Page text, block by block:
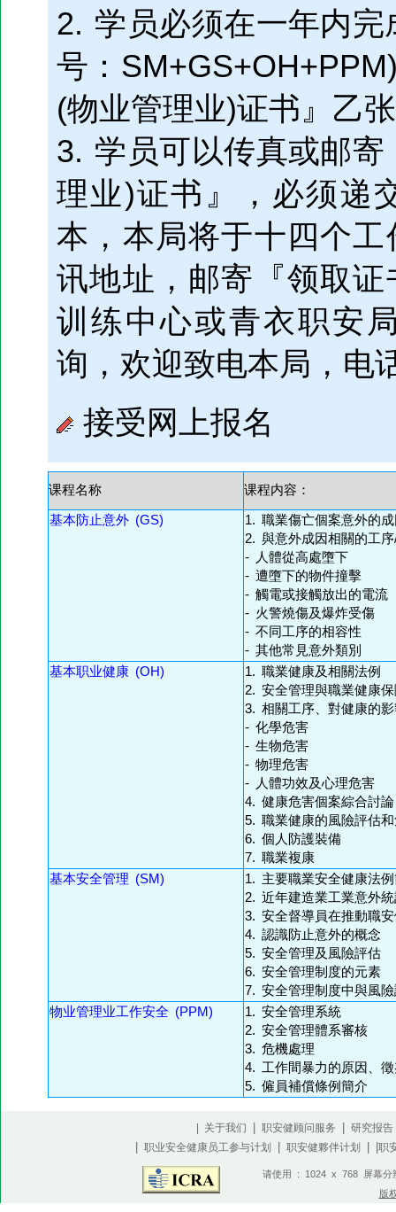
2. 学员必须在一年内
号：
(物业管理业)证书』乙
3. 学员可以传真或邮
理业)证书』，必须递
本，本局将于十四个
讯地址，邮寄『领取
训练中心或青衣职安
询，欢迎致电本局，电
接受网上报名
课程名称
课程内容：
基本防止意外 (GS)
1. 職業傷亡個案意外的
2. 與意外成因相關的工
- 人體從高處墮下
- 遭墮下的物件撞擊
- 觸電或接觸放出的電流
- 火警燒傷及爆炸受傷
- 不同工序的相容性
- 其他常見意外類別
基本职业健康 (OH)
1. 職業健康及相關法例
2. 安全管理與職業健康
3. 相關工序、對健康的
- 化學危害
- 生物危害
- 物理危害
- 人體功效及心理危害
4. 健康危害個案綜合討論
5. 職業健康的風險評估
6. 個人防護裝備
7. 職業複康
基本安全管理 (SM)
1. 主要職業安全健康法
2. 近年建造業工業意外
3. 安全督導員在推動職
4. 認識防止意外的概念
5. 安全管理及風險評估
6. 安全管理制度的元素
7. 安全管理制度中與風
物业管理业工作安全 (PPM)
1. 安全管理系統
2. 安全管理體系審核
3. 危機處理
4. 工作間暴力的原因、
5. 僱員補償條例簡介
| 关于我们 职安健顾问服务 研究报告
职业安全健康员工参与计划 职安健夥伴计划 职
请使用 : 1024 x 768 屏幕分
版